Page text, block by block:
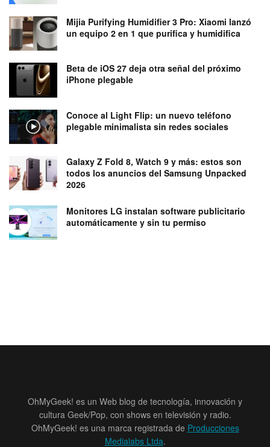
Mijia Purifying Humidifier 3 Pro: Xiaomi lanzó
un equipo 2 en 1 que purifica y humidifica
Beta de iOS 27 deja otra señal del próximo
iPhone plegable
Conoce al Light Flip: un nuevo teléfono
plegable minimalista sin redes sociales
Galaxy Z Fold 8, Watch 9 y más: estos son
todos los anuncios del Samsung Unpacked
2026
Monitores LG instalan software publicitario
automáticamente y sin tu permiso
OhMyGeek! es un Web blog de tecnología, innovación y
cultura Geek/Pop, con shows en televisión y radio.
OhMyGeek! es una marca registrada de Producciones
Medialabs Ltda.